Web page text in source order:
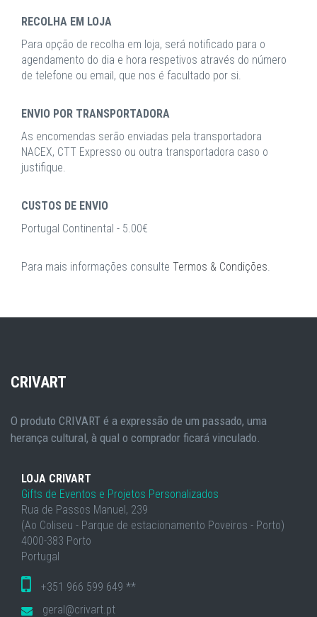
RECOLHA EM LOJA
Para opção de recolha em loja, será notificado para o
agendamento do dia e hora respetivos através do número
de telefone ou email, que nos é facultado por si.
ENVIO POR TRANSPORTADORA
As encomendas serão enviadas pela transportadora
NACEX, CTT Expresso ou outra transportadora caso o
justifique.
CUSTOS DE ENVIO
Portugal Continental - 5.00€
Para mais informações consulte Termos & Condições.
CRIVART
O produto CRIVART é a expressão de um passado, uma
herança cultural, à qual o comprador ficará vinculado.
LOJA CRIVART
Gifts de Eventos e Projetos Personalizados
Rua de Passos Manuel, 239
(Ao Coliseu - Parque de estacionamento Poveiros - Porto)
4000-383 Porto
Portugal
+351 966 599 649 **
geral@crivart.pt